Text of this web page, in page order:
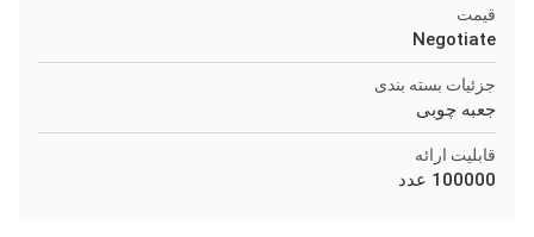
قیمت
Negotiate
جزئیات بسته بندی
جعبه چوبی
قابلیت ارائه
100000 عدد